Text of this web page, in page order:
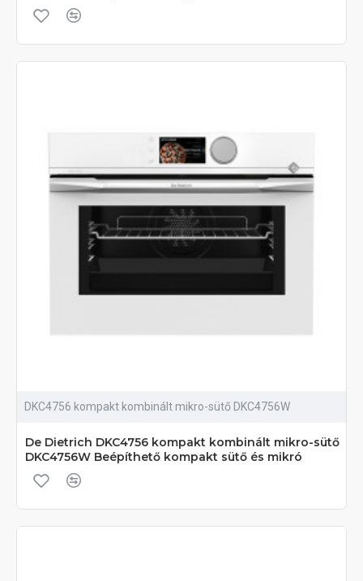
DKC4756 kompakt kombinált mikro-sütő DKC4756W
De Dietrich DKC4756 kompakt kombinált mikro-sütő
DKC4756W Beépíthető kompakt sütő és mikró